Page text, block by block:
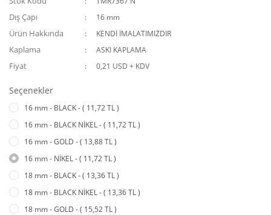
Dış Çapı 16 mm
Ürün Hakkında KENDİ İMALATIMIZDIR
Kaplama ASKI KAPLAMA
Fiyat 0,21 USD + KDV
Seçenekler
16 mm - BLACK - ( 11,72 TL )
16 mm - BLACK NİKEL - ( 11,72 TL )
16 mm - GOLD - ( 13,88 TL )
16 mm - NİKEL - ( 11,72 TL )
18 mm - BLACK - ( 13,36 TL )
18 mm - BLACK NİKEL - ( 13,36 TL )
18 mm - GOLD - ( 15,52 TL )